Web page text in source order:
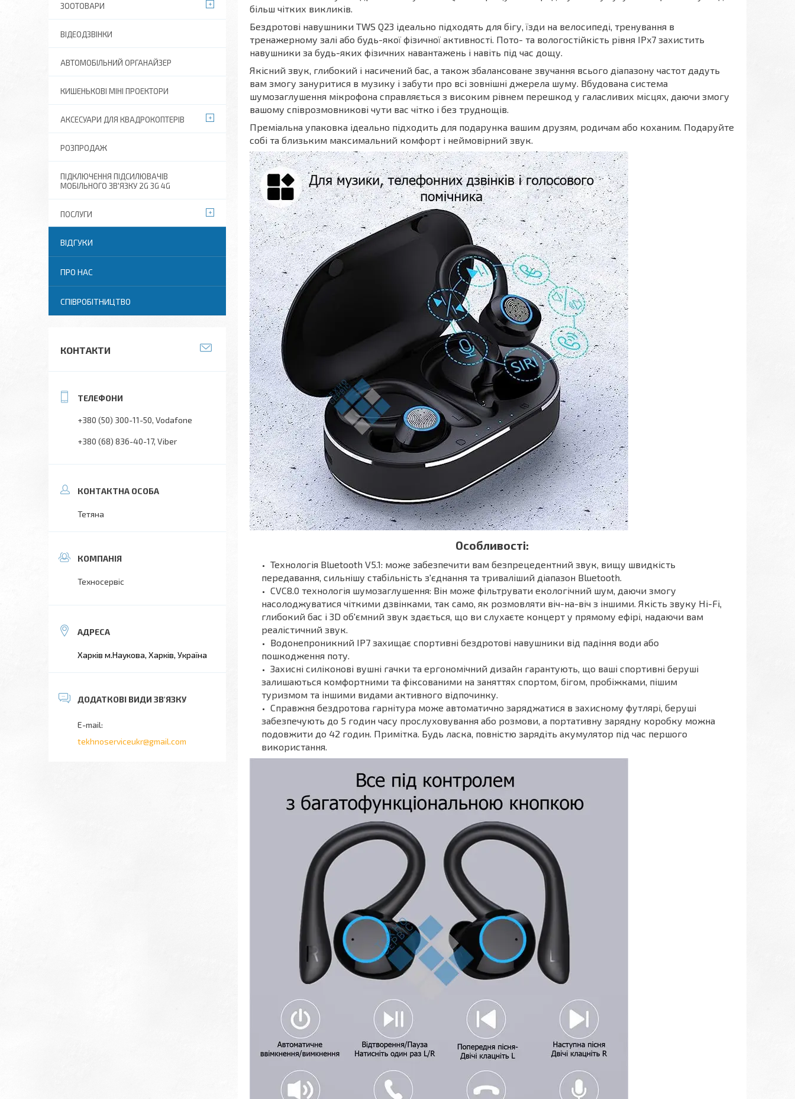
більш чітких викликів.
Бездротові навушники TWS Q23 ідеально підходять для бігу, їзди на велосипеді, тренування в
тренажерному залі або будь-якої фізичної активності. Пото- та вологостійкість рівня IPx7 захистить
навушники за будь-яких фізичних навантажень і навіть під час дощу.
Якісний звук, глибокий і насичений бас, а також збалансоване звучання всього діапазону частот дадуть
вам змогу зануритися в музику і забути про всі зовнішні джерела шуму. Вбудована система
шумозаглушення мікрофона справляється з високим рівнем перешкод у галасливих місцях, даючи змогу
вашому співрозмовникові чути вас чітко і без труднощів.
Преміальна упаковка ідеально підходить для подарунка вашим друзям, родичам або коханим. Подаруйте
собі та близьким максимальний комфорт і неймовірний звук.
Особливості:
Технологія Bluetooth V5.1: може забезпечити вам безпрецедентний звук, вищу швидкість
передавання, сильнішу стабільність з'єднання та триваліший діапазон Bluetooth.
CVC8.0 технологія шумозаглушення: Він може фільтрувати екологічний шум, даючи змогу
насолоджуватися чіткими дзвінками, так само, як розмовляти віч-на-віч з іншими. Якість звуку Hi-Fi,
глибокий бас і 3D об'ємний звук здається, що ви слухаєте концерт у прямому ефірі, надаючи вам
реалістичний звук.
Водонепроникний IP7 захищає спортивні бездротові навушники від падіння води або
пошкодження поту.
Захисні силіконові вушні гачки та ергономічний дизайн гарантують, що ваші спортивні беруші
залишаються комфортними та фіксованими на заняттях спортом, бігом, пробіжками, пішим
туризмом та іншими видами активного відпочинку.
Справжня бездротова гарнітура може автоматично заряджатися в захисному футлярі, беруші
забезпечують до 5 годин часу прослуховування або розмови, а портативну зарядну коробку можна
подовжити до 42 годин. Примітка. Будь ласка, повністю зарядіть акумулятор під час першого
використання.
ЗООТОВАРИ
ВІДЕОДЗВІНКИ
АВТОМОБІЛЬНИЙ ОРГАНАЙЗЕР
КИШЕНЬКОВІ МІНІ ПРОЕКТОРИ
АКСЕСУАРИ ДЛЯ КВАДРОКОПТЕРІВ
РОЗПРОДАЖ
ПІДКЛЮЧЕННЯ ПІДСИЛЮВАЧІВ
МОБІЛЬНОГО ЗВ'ЯЗКУ 2G 3G 4G
ПОСЛУГИ
ВІДГУКИ
ПРО НАС
СПІВРОБІТНИЦТВО
КОНТАКТИ
+380 (50) 300-11-50 Vodafone
+380 (68) 836-40-17 Viber
Тетяна
Техносервіс
Харків м.Наукова, Харків, Україна
tekhnoserviceukr@gmail.com